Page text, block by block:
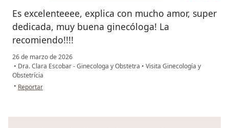
Es excelenteeee, explica con mucho amor, super
dedicada, muy buena ginecóloga! La
recomiendo!!!!
26 de marzo de 2026
• Dra. Clara Escobar - Ginecologa y Obstetra • Visita Ginecología y
Obstetrícia
• en opinión del usuario CAM
Reportar